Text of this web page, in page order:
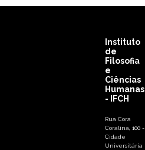
Instituto
de
Filosofia
e
Ciências
Humanas
- IFCH
Rua Cora
Coralina, 100 -
Cidade
Universitária